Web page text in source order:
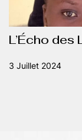
L’Écho des
3 Juillet 2024